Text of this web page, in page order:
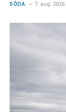
SÕDA 7. aug. 2026